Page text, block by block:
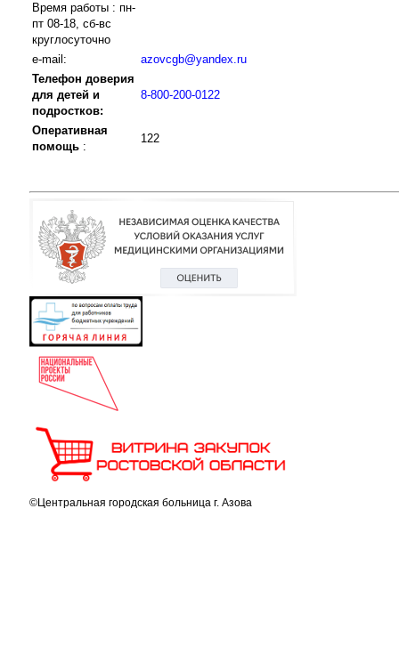
Время работы : пн-
пт 08-18, сб-вс
круглосуточно
e-mail:
azovcgb@yandex.ru
Телефон доверия
для детей и
подростков:
8-800-200-0122
Оперативная
помощь :
122
©Центральная городская больница г. Азова